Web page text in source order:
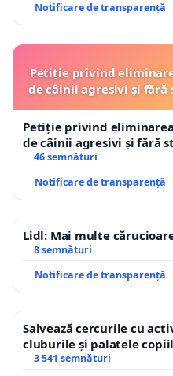
Notificare de transparență
Petiție privind
de câinii agresivi și fără
Petiție privind
de câinii agresivi și fără
46 semnături
Notificare de transparență
Lidl: Mai multe
8 semnături
Notificare de transparență
Salvează cercurile cu
cluburile și palatele
3 541 semnături